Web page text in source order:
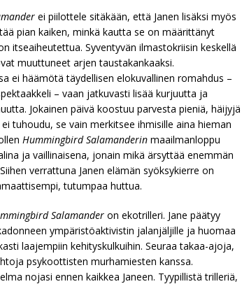
ei piilottele sitäkään, että Janen lisäksi myös
pian kaiken, minkä kautta se on määrittänyt
itseaiheutettua. Syventyvän ilmastokriisin keskellä
muuttuneet arjen taustakankaaksi.
ei häämötä täydellisen elokuvallinen romahdus –
– vaan jatkuvasti lisää kurjuutta ja
Jokainen päivä koostuu parvesta pieniä, häijyjä
tuhoudu, se vain merkitsee ihmisille aina hieman
Hummingbird Salamanderin maailmanloppu
ja vaillinaisena, jonain mikä ärsyttää enemmän
verrattuna Janen elämän syöksykierre on
tutumpaa huttua.
Salamander on ekotrilleri. Jane päätyy
ympäristöaktivistin jalanjäljille ja huomaa
laajempiin kehityskulkuihin. Seuraa takaa-ajoja,
psykoottisten murhamiesten kanssa.
nojasi ennen kaikkea Janeen. Tyypillistä trilleriä,